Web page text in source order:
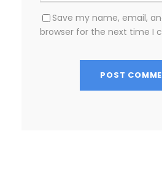
Save my name, email,
browser for the next time I